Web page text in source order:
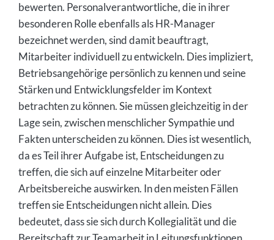
bewerten. Personalverantwortliche, die in ihrer
besonderen Rolle ebenfalls als HR-Manager
bezeichnet werden, sind damit beauftragt,
Mitarbeiter individuell zu entwickeln. Dies impliziert,
Betriebsangehörige persönlich zu kennen und seine
Stärken und Entwicklungsfelder im Kontext
betrachten zu können. Sie müssen gleichzeitig in der
Lage sein, zwischen menschlicher Sympathie und
Fakten unterscheiden zu können. Dies ist wesentlich,
da es Teil ihrer Aufgabe ist, Entscheidungen zu
treffen, die sich auf einzelne Mitarbeiter oder
Arbeitsbereiche auswirken. In den meisten Fällen
treffen sie Entscheidungen nicht allein. Dies
bedeutet, dass sie sich durch Kollegialität und die